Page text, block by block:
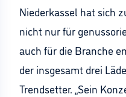
Niederkassel hat sich
nicht nur für
auch für die Branche
der insgesamt drei
Trendsetter. „Sein